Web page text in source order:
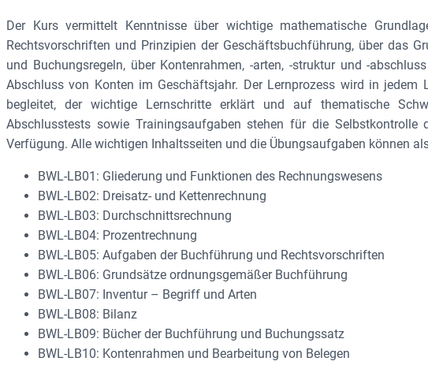
Der Kurs vermittelt Kenntnisse über wichtige mathematische
Rechtsvorschriften und Prinzipien der Geschäftsbuchführung, über das
und Buchungsregeln, über Kontenrahmen, -arten, -struktur und -
Abschluss von Konten im Geschäftsjahr. Der Lernprozess wird in jedem
begleitet, der wichtige Lernschritte erklärt und auf thematische
Abschlusstests sowie Trainingsaufgaben stehen für die Selbstkontrolle
Verfügung. Alle wichtigen Inhaltsseiten und die Übungsaufgaben können
BWL-LB01: Gliederung und Funktionen des Rechnungswesens
BWL-LB02: Dreisatz- und Kettenrechnung
BWL-LB03: Durchschnittsrechnung
BWL-LB04: Prozentrechnung
BWL-LB05: Aufgaben der Buchführung und Rechtsvorschriften
BWL-LB06: Grundsätze ordnungsgemäßer Buchführung
BWL-LB07: Inventur – Begriff und Arten
BWL-LB08: Bilanz
BWL-LB09: Bücher der Buchführung und Buchungssatz
BWL-LB10: Kontenrahmen und Bearbeitung von Belegen